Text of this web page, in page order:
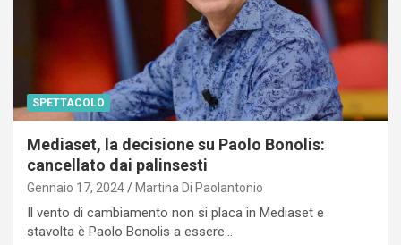
SPETTACOLO
Mediaset, la decisione su Paolo Bonolis:
cancellato dai palinsesti
Gennaio 17, 2024 Martina Di Paolantonio
Il vento di cambiamento non si placa in Mediaset e
stavolta è Paolo Bonolis a essere…